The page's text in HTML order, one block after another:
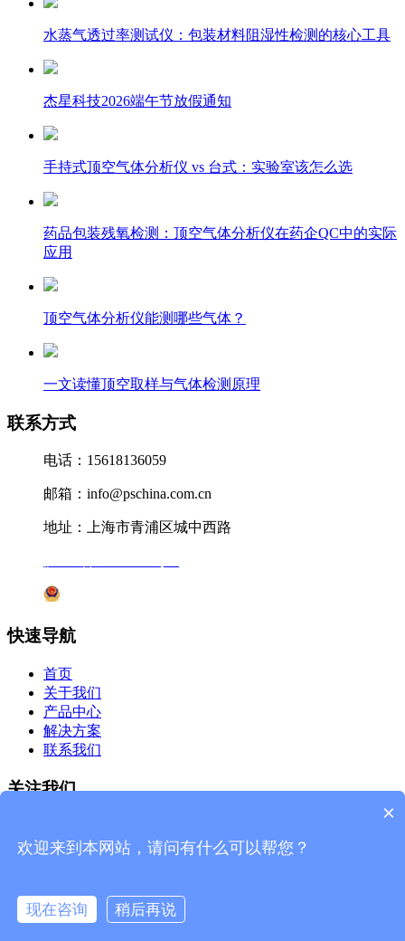
水蒸气透过率测试仪：包装材料阻湿性检测的核心工具
杰星科技2026端午节放假通知
手持式顶空气体分析仪 vs 台式：实验室该怎么选
药品包装残氧检测：顶空气体分析仪在药企QC中的实际
应用
顶空气体分析仪能测哪些气体？
一文读懂顶空取样与气体检测原理
联系方式
电话：15618136059
邮箱：info@pschina.com.cn
地址：上海市青浦区城中西路
快速导航
首页
关于我们
产品中心
解决方案
联系我们
关注我们
©2019 上海杰星生物科技有限公司 版权所有
支持：杰星科技
×
欢迎来到本网站，请问有什么可以帮您？
现在咨询 稍后再说